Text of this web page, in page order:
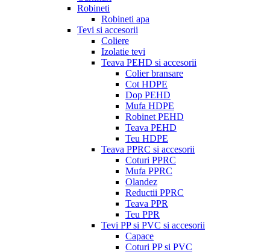
Robineti
Robineti apa
Tevi si accesorii
Coliere
Izolatie tevi
Teava PEHD si accesorii
Colier bransare
Cot HDPE
Dop PEHD
Mufa HDPE
Robinet PEHD
Teava PEHD
Teu HDPE
Teava PPRC si accesorii
Coturi PPRC
Mufa PPRC
Olandez
Reductii PPRC
Teava PPR
Teu PPR
Tevi PP si PVC si accesorii
Capace
Coturi PP si PVC